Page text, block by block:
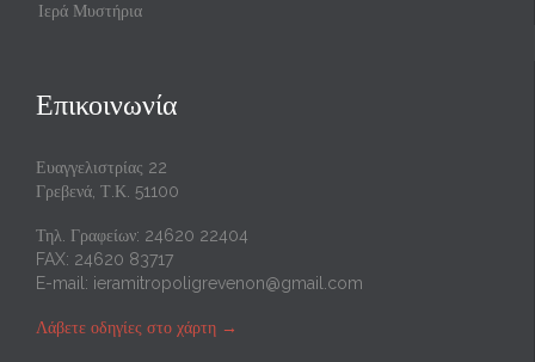
Ιερά Μυστήρια
Επικοινωνία
Ευαγγελιστρίας 22
Γρεβενά, Τ.Κ. 51100
Τηλ. Γραφείων: 24620 22404
FAX: 24620 83717
E-mail: ieramitropoligrevenon@gmail.com
Λάβετε οδηγίες στο χάρτη →